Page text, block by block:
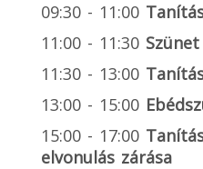
09:30 - 11:00
11:00 - 11:30 Szünet
11:30 - 13:00
13:00 - 15:00
15:00 - 17:00
elvonulás zárása